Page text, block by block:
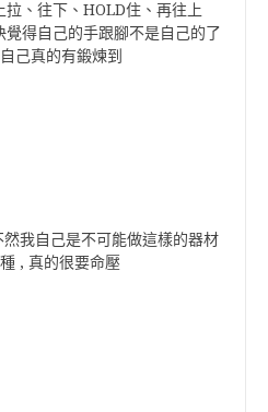
、往下、HOLD住、再往上
得自己的手跟腳不是自己的了
己真的有鍛煉到
我自己是不可能做這樣的器材
, 真的很要命壓